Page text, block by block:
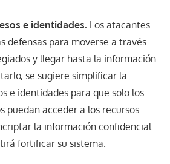
e identidades. Los atacantes
defensas para moverse a través
y llegar hasta la información
se sugiere simplificar la
e identidades para que solo los
puedan acceder a los recursos
la información confidencial
fortificar su sistema.